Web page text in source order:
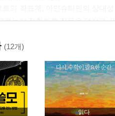
르는지 정확하게 질문을 던지고,
악
10명이 살해되었다. 이 일은 큰
에서 10명이 희생되었다면? 이
좋다
장 좋은 방법은 뭘까요? 수많은
(12개)
읽다